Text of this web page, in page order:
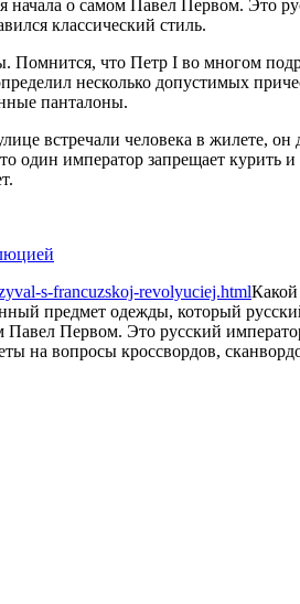
о самом Павел Первом. Это
классический стиль.
что Петр I во многом
несколько допустимых
панталоны.
встречали человека в жилете,
император запрещает курить
s-francuzskoj-revolyuciej.html
предмет одежды, который
Павел Первом. Это русский